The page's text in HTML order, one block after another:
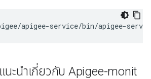
apigee-service/bin/apigee-
ะนำเกี่ยวกับ Apigee-monit